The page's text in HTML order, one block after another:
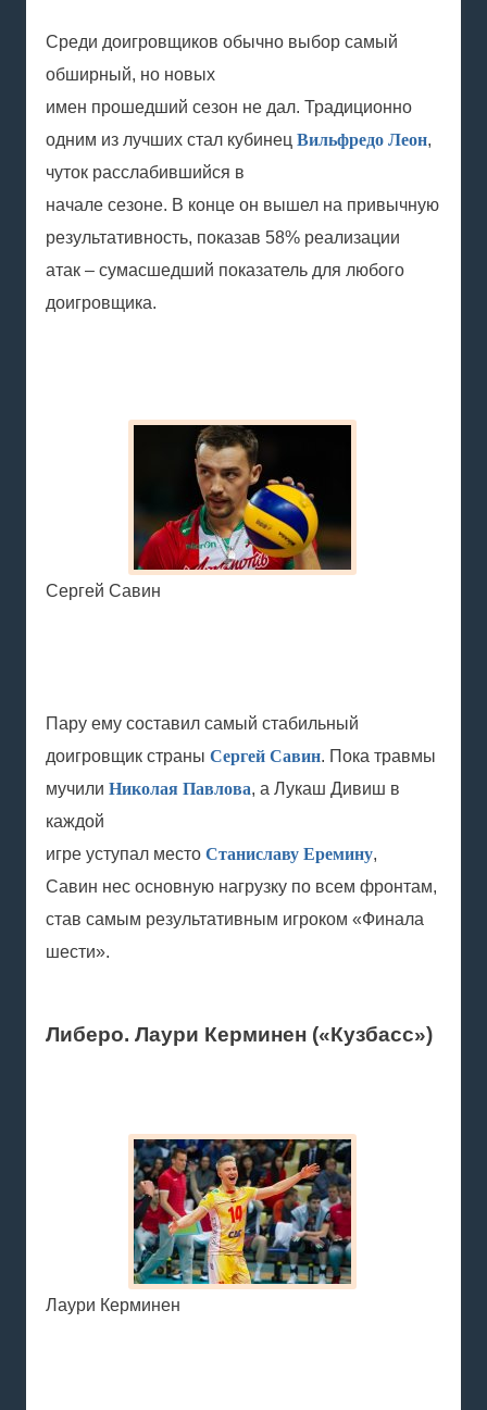
Среди доигровщиков обычно выбор самый
обширный, но новых
имен прошедший сезон не дал. Традиционно
одним из лучших стал кубинец Вильфредо Леон,
чуток расслабившийся в
начале сезоне. В конце он вышел на привычную
результативность, показав 58% реализации
атак – сумасшедший показатель для любого
доигровщика.
Сергей Савин
Пару ему составил самый стабильный
доигровщик страны Сергей Савин. Пока травмы
мучили Николая Павлова, а Лукаш Дивиш в
каждой
игре уступал место Станиславу Еремину,
Савин нес основную нагрузку по всем фронтам,
став самым результативным игроком «Финала
шести».
Либеро. Лаури Керминен («Кузбасс»)
Лаури Керминен